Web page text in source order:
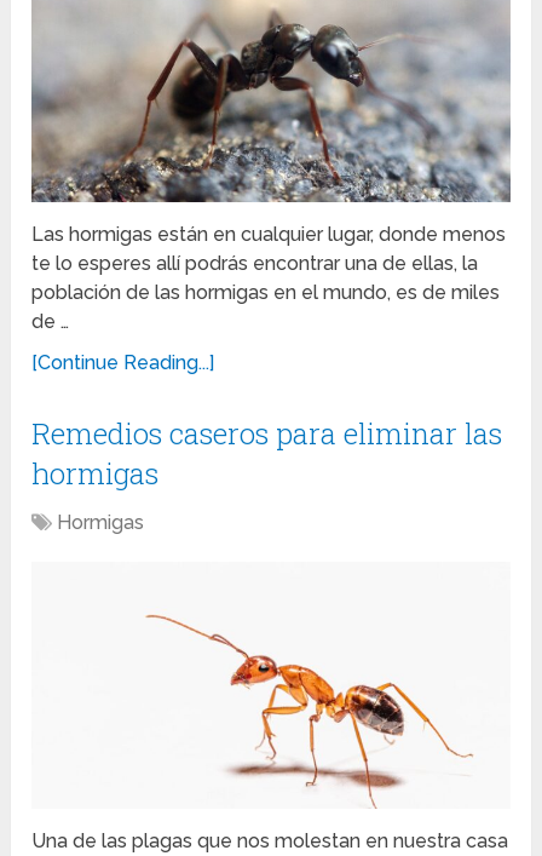
Las hormigas están en cualquier lugar, donde menos
te lo esperes allí podrás encontrar una de ellas, la
población de las hormigas en el mundo, es de miles
de …
[Continue Reading...]
Remedios caseros para eliminar las
hormigas
Hormigas
Una de las plagas que nos molestan en nuestra casa